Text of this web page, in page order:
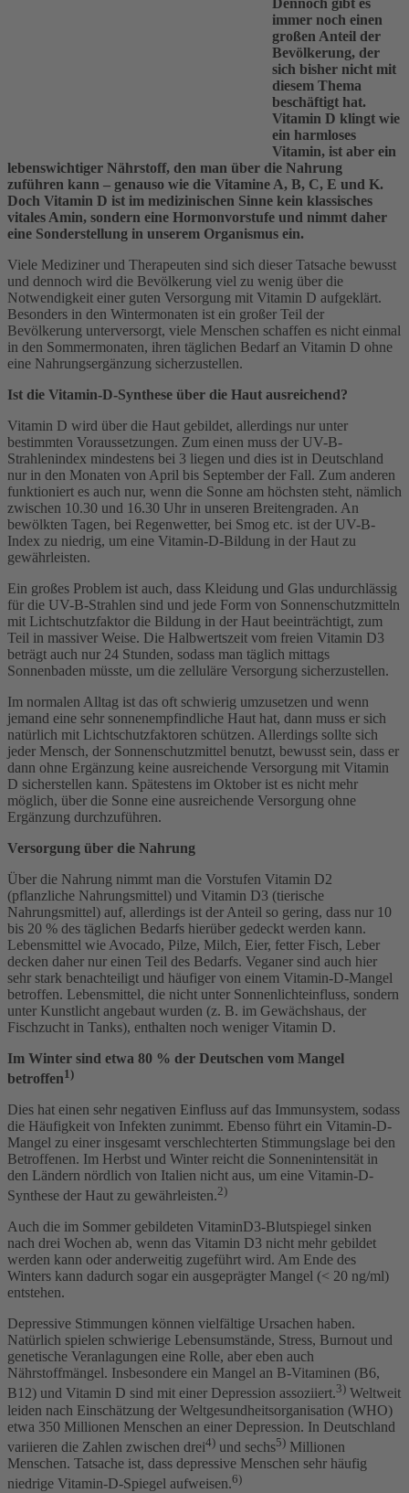
immer noch einen
großen Anteil der
Bevölkerung, der
sich bisher nicht mit
diesem Thema
beschäftigt hat.
Vitamin D klingt wie
ein harmloses
Vitamin, ist aber ein
lebenswichtiger Nährstoff, den man über die Nahrung
zuführen kann – genauso wie die Vitamine A, B, C, E und K.
Doch Vitamin D ist im medizinischen Sinne kein klassisches
vitales Amin, sondern eine Hormonvorstufe und nimmt daher
eine Sonderstellung in unserem Organismus ein.
Viele Mediziner und Therapeuten sind sich dieser Tatsache bewusst
und dennoch wird die Bevölkerung viel zu wenig über die
Notwendigkeit einer guten Versorgung mit Vitamin D aufgeklärt.
Besonders in den Wintermonaten ist ein großer Teil der
Bevölkerung unterversorgt, viele Menschen schaffen es nicht einmal
in den Sommermonaten, ihren täglichen Bedarf an Vitamin D ohne
eine Nahrungsergänzung sicherzustellen.
Ist die Vitamin-D-Synthese über die Haut ausreichend?
Vitamin D wird über die Haut gebildet, allerdings nur unter
bestimmten Voraussetzungen. Zum einen muss der UV-B-
Strahlenindex mindestens bei 3 liegen und dies ist in Deutschland
nur in den Monaten von April bis September der Fall. Zum anderen
funktioniert es auch nur, wenn die Sonne am höchsten steht, nämlich
zwischen 10.30 und 16.30 Uhr in unseren Breitengraden. An
bewölkten Tagen, bei Regenwetter, bei Smog etc. ist der UV-B-
Index zu niedrig, um eine Vitamin-D-Bildung in der Haut zu
gewährleisten.
Ein großes Problem ist auch, dass Kleidung und Glas undurchlässig
für die UV-B-Strahlen sind und jede Form von Sonnenschutzmitteln
mit Lichtschutzfaktor die Bildung in der Haut beeinträchtigt, zum
Teil in massiver Weise. Die Halbwertszeit vom freien Vitamin D3
beträgt auch nur 24 Stunden, sodass man täglich mittags
Sonnenbaden müsste, um die zelluläre Versorgung sicherzustellen.
Im normalen Alltag ist das oft schwierig umzusetzen und wenn
jemand eine sehr sonnenempfindliche Haut hat, dann muss er sich
natürlich mit Lichtschutzfaktoren schützen. Allerdings sollte sich
jeder Mensch, der Sonnenschutzmittel benutzt, bewusst sein, dass er
dann ohne Ergänzung keine ausreichende Versorgung mit Vitamin
D sicherstellen kann. Spätestens im Oktober ist es nicht mehr
möglich, über die Sonne eine ausreichende Versorgung ohne
Ergänzung durchzuführen.
Versorgung über die Nahrung
Über die Nahrung nimmt man die Vorstufen Vitamin D2
(pflanzliche Nahrungsmittel) und Vitamin D3 (tierische
Nahrungsmittel) auf, allerdings ist der Anteil so gering, dass nur 10
bis 20 % des täglichen Bedarfs hierüber gedeckt werden kann.
Lebensmittel wie Avocado, Pilze, Milch, Eier, fetter Fisch, Leber
decken daher nur einen Teil des Bedarfs. Veganer sind auch hier
sehr stark benachteiligt und häufiger von einem Vitamin-D-Mangel
betroffen. Lebensmittel, die nicht unter Sonnenlichteinfluss, sondern
unter Kunstlicht angebaut wurden (z. B. im Gewächshaus, der
Fischzucht in Tanks), enthalten noch weniger Vitamin D.
Im Winter sind etwa 80 % der Deutschen vom Mangel
betroffen1)
Dies hat einen sehr negativen Einfluss auf das Immunsystem, sodass
die Häufigkeit von Infekten zunimmt. Ebenso führt ein Vitamin-D-
Mangel zu einer insgesamt verschlechterten Stimmungslage bei den
Betroffenen. Im Herbst und Winter reicht die Sonnenintensität in
den Ländern nördlich von Italien nicht aus, um eine Vitamin-D-
Synthese der Haut zu gewährleisten.2)
Auch die im Sommer gebildeten VitaminD3-Blutspiegel sinken
nach drei Wochen ab, wenn das Vitamin D3 nicht mehr gebildet
werden kann oder anderweitig zugeführt wird. Am Ende des
Winters kann dadurch sogar ein ausgeprägter Mangel (< 20 ng/ml)
entstehen.
Depressive Stimmungen können vielfältige Ursachen haben.
Natürlich spielen schwierige Lebensumstände, Stress, Burnout und
genetische Veranlagungen eine Rolle, aber eben auch
Nährstoffmängel. Insbesondere ein Mangel an B-Vitaminen (B6,
B12) und Vitamin D sind mit einer Depression assoziiert.3) Weltweit
leiden nach Einschätzung der Weltgesundheitsorganisation (WHO)
etwa 350 Millionen Menschen an einer Depression. In Deutschland
variieren die Zahlen zwischen drei4) und sechs5) Millionen
Menschen. Tatsache ist, dass depressive Menschen sehr häufig
niedrige Vitamin-D-Spiegel aufweisen.6)